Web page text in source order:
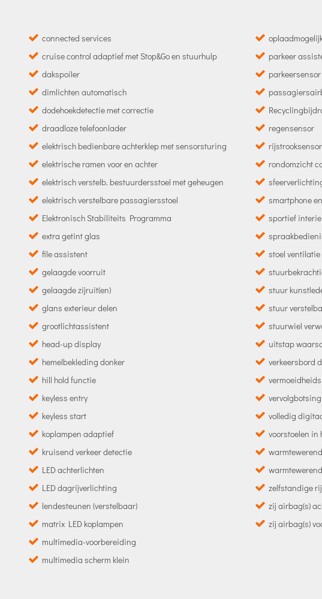
connected services
cruise control adaptief met Stop&Go en stuurhulp
dakspoiler
dimlichten automatisch
dodehoekdetectie met correctie
draadloze telefoonlader
elektrisch bedienbare achterklep met sensorsturing
elektrische ramen voor en achter
elektrisch verstelb. bestuurdersstoel met geheugen
elektrisch verstelbare passagiersstoel
Elektronisch Stabiliteits Programma
extra getint glas
file assistent
gelaagde voorruit
gelaagde zijruit(en)
glans exterieur delen
grootlichtassistent
head-up display
hemelbekleding donker
hill hold functie
keyless entry
keyless start
koplampen adaptief
kruisend verkeer detectie
LED achterlichten
LED dagrijverlichting
lendesteunen (verstelbaar)
matrix LED koplampen
multimedia-voorbereiding
multimedia scherm klein
parkeer
regensensor
rondomzicht
smartphone
sportief
stoel ventilatie
stuur
stuur
stuurwiel
uitstap
verkeersbord
volledig
voorstoelen in
zelfstandige
zij airbag(s)
zij airbag(s)